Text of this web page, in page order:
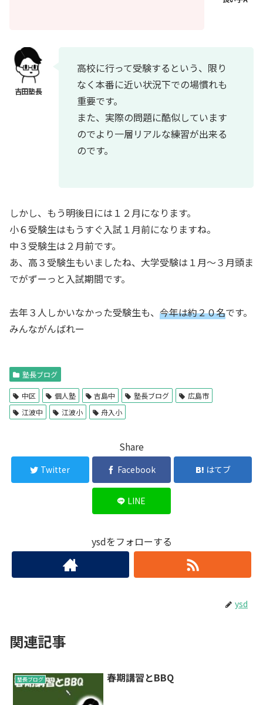
高校に行って受験するという、限り
なく本番に近い状況下での場慣れも
重要です。
また、実際の問題に酷似しています
のでより一層リアルな練習が出来る
のです。
しかし、もう明後日には１２月になります。
小６受験生はもうすぐ入試１月前になりますね。
中３受験生は２月前です。
あ、高３受験生もいましたね、大学受験は１月～３月頭ま
でがずーっと入試期間です。
去年３人しかいなかった受験生も、 今年は約２０名です。
みんながんばれー
塾長ブログ
中区 個人塾 吉島中 塾長ブログ
広島市
江波中
江波小 舟入小
Share
Twitter Facebook はてブ
LINE
ysdをフォローする
ysd
関連記事
塾長ブログ 春期講習とBBQ